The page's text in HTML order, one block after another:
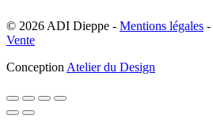
© 2026 ADI Dieppe - Mentions légales -
Vente
ConceptionAtelier du Design